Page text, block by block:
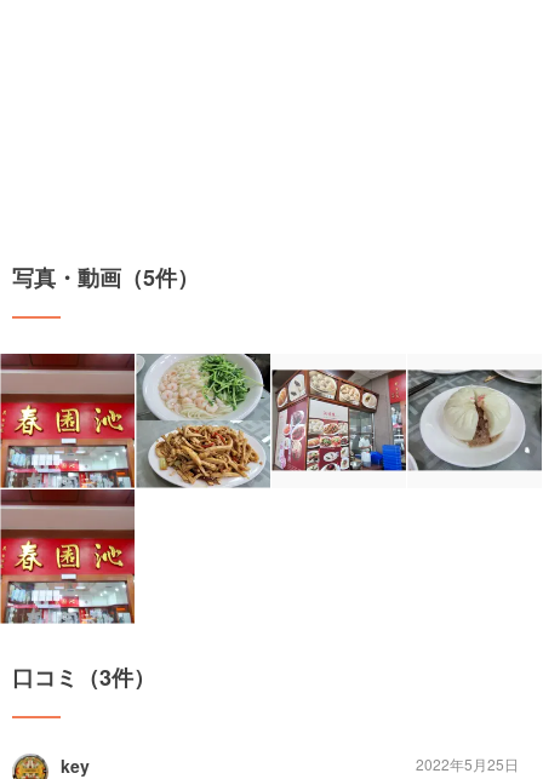
写真・動画（5件）
口コミ（3件）
key
2022年5月25日